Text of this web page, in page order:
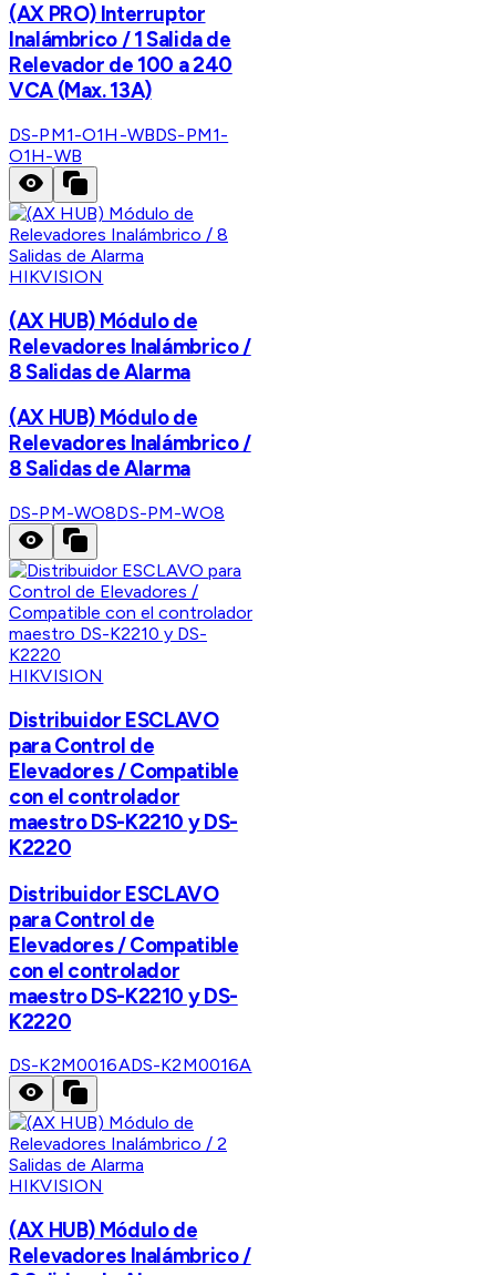
(AX PRO) Interruptor
Inalámbrico / 1 Salida de
Relevador de 100 a 240
VCA (Max. 13A)
DS-PM1-O1H-WBDS-PM1-
O1H-WB
HIKVISION
(AX HUB) Módulo de
Relevadores Inalámbrico /
8 Salidas de Alarma
(AX HUB) Módulo de
Relevadores Inalámbrico /
8 Salidas de Alarma
DS-PM-WO8DS-PM-WO8
HIKVISION
Distribuidor ESCLAVO
para Control de
Elevadores / Compatible
con el controlador
maestro DS-K2210 y DS-
K2220
Distribuidor ESCLAVO
para Control de
Elevadores / Compatible
con el controlador
maestro DS-K2210 y DS-
K2220
DS-K2M0016ADS-K2M0016A
HIKVISION
(AX HUB) Módulo de
Relevadores Inalámbrico /